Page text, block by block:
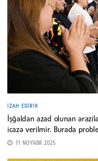
İZAH EDIRIK
İşğaldan azad olunan
icazə verilmir. Burada
11 NOYABR 2025